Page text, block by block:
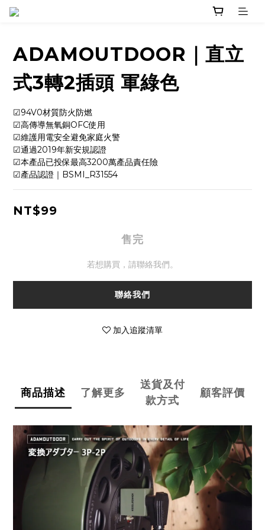
ADAMOUTDOOR｜直立
式3轉2插頭 軍綠色
☑94V0材質防火防燃
☑高傳導無氧銅OFC使用
☑維護用電安全避免家庭火警
☑通過2019年新安規認證
☑本產品已投保最高3200萬產品責任險
☑產品認證｜BSMI_R31554
NT$99
售完
若想購買，請聯絡我們。
聯絡我們
加入追蹤清單
商品描述 了解更多
送貨及付
款方式
顧客評價